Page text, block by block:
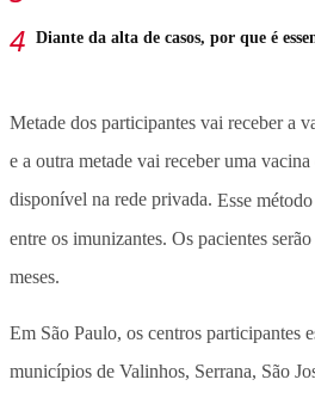
Diante da alta de casos, por que é
Metade dos participantes vai receber a
e a outra metade vai receber uma
disponível na rede privada. Esse
entre os imunizantes. Os pacientes
meses.
Em São Paulo, os centros participantes
municípios de Valinhos, Serrana, São